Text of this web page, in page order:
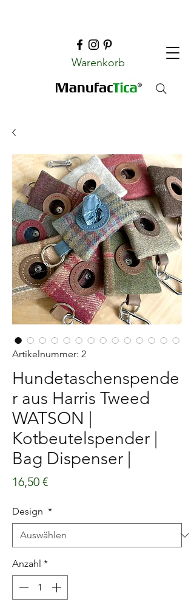
Warenkorb
Artikelnummer: 2
Hundetaschenspende
r aus Harris Tweed
WATSON |
Kotbeutelspender |
Bag Dispenser |
16,50 €Preis
Design *
Anzahl *